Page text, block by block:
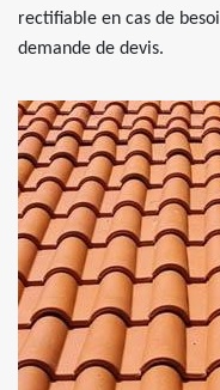
rectifiable en cas de
demande de devis.